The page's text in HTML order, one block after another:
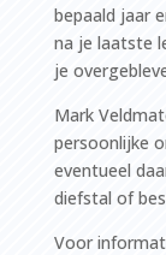
bepaald jaar
na je laatste
je
Mark
persoonlijke
eventueel
diefstal of
Voor